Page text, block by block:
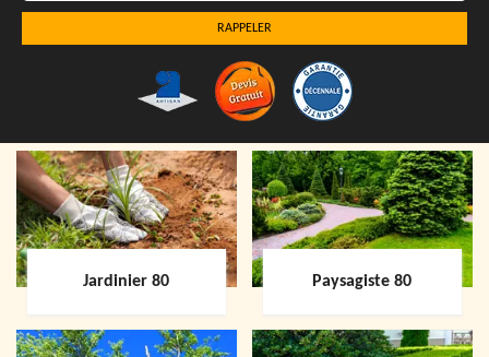
Jardinier 80 Paysagiste 80